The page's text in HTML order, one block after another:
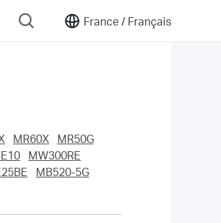
France / Français
MR60X
MR50G
MW300RE
MB520-5G